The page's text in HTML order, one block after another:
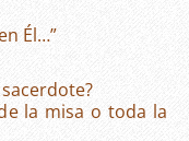
Él…”
la misa o toda la